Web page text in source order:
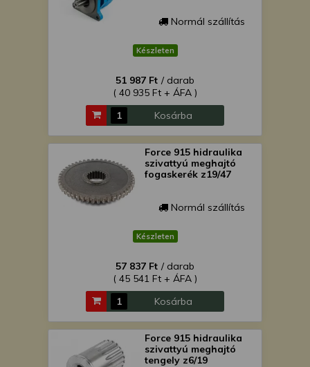
Normál szállítás
Készleten
51 987 Ft / darab
( 40 935 Ft + ÁFA )
Kosárba
Force 915 hidraulika
szivattyú meghajtó
fogaskerék z19/47
Normál szállítás
Készleten
57 837 Ft / darab
( 45 541 Ft + ÁFA )
Kosárba
Force 915 hidraulika
szivattyú meghajtó
tengely z6/19